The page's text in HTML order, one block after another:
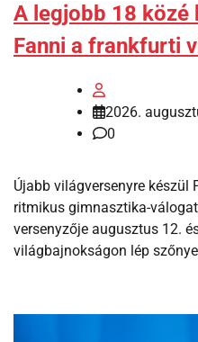
A legjobb 18 közé
Fanni a frankfurti
2026.
0
Újabb világversenyre készül
ritmikus gimnasztika-
versenyzője augusztus 12.
világbajnokságon lép